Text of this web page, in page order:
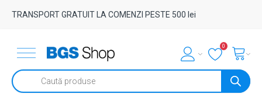
TRANSPORT GRATUIT LA COMENZI PESTE 500 lei
0
Products
search